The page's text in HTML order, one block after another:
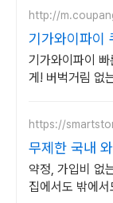
http://
기가와이파이
기가와이파이
게! 버벅거림 없
https://
무제한 국내
입비없이 무료
약정, 가입비 없
집에서도 밖에